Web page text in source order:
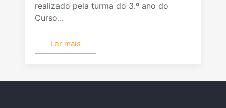
realizado pela turma do 3.º ano do
Curso...
Ler mais